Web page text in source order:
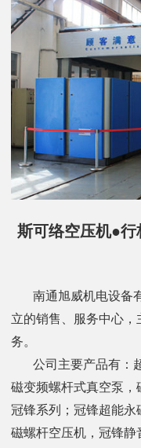
斯可络空压机●
南通旭威机电设备有
立的销售、服务中心
务。
公司主要产品有：超
磁变频螺杆式真空泵，
冠锋系列；冠锋超能永
磁螺杆空压机，冠锋